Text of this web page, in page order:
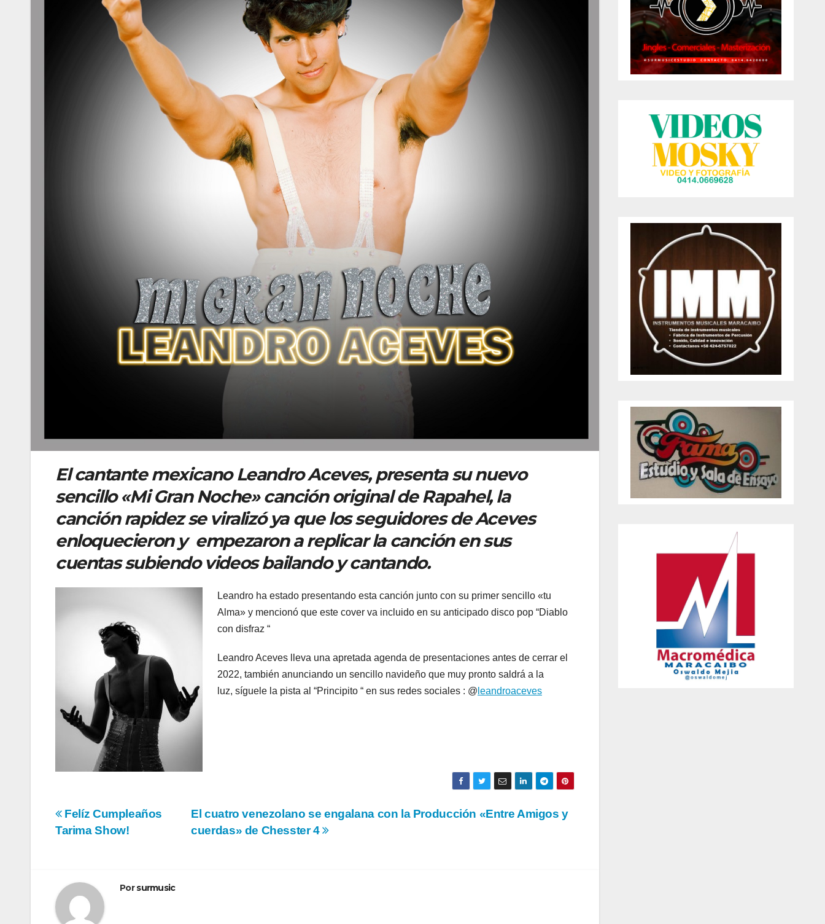
El cantante mexicano Leandro Aceves, presenta su nuevo
sencillo «Mi Gran Noche» canción original de Rapahel, la
canción rapidez se viralizó ya que los seguidores de Aceves
enloquecieron y empezaron a replicar la canción en sus
cuentas subiendo videos bailando y cantando.
Leandro ha estado presentando esta canción junto con su primer sencillo «tu
Alma» y mencionó que este cover va incluido en su anticipado disco pop “Diablo
con disfraz “
Leandro Aceves lleva una apretada agenda de presentaciones antes de cerrar el
2022, también anunciando un sencillo navideño que muy pronto saldrá a la
luz, síguele la pista al “Principito “ en sus redes sociales : @ leandroaceves
Navegación
El cuatro venezolano se engalana con la Producción «Entre Amigos y
cuerdas» de Chesster 4
Felíz Cumpleaños
Tarima Show!
Porsurmusic